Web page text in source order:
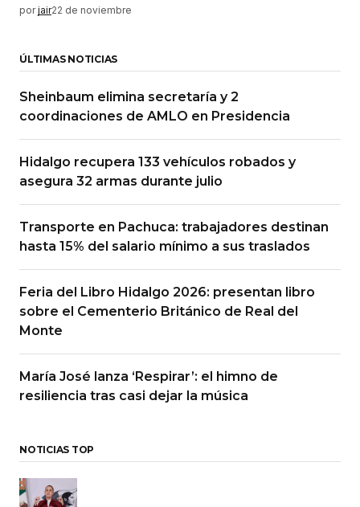
por jair22 de noviembre
ÚLTIMAS NOTICIAS
Sheinbaum elimina secretaría y 2
coordinaciones de AMLO en Presidencia
Hidalgo recupera 133 vehículos robados y
asegura 32 armas durante julio
Transporte en Pachuca: trabajadores destinan
hasta 15% del salario mínimo a sus traslados
Feria del Libro Hidalgo 2026: presentan libro
sobre el Cementerio Británico de Real del
Monte
María José lanza ‘Respirar’: el himno de
resiliencia tras casi dejar la música
NOTICIAS TOP